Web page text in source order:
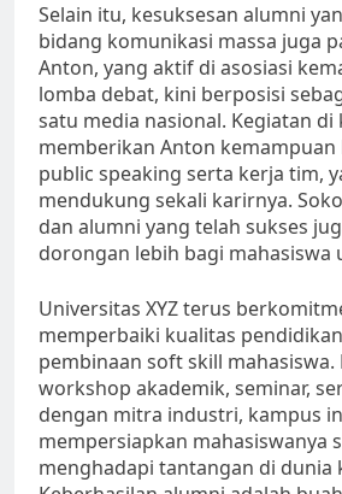
Selain itu, kesuksesan alumni
bidang komunikasi massa juga
Anton, yang aktif di asosiasi
lomba debat, kini berposisi
satu media nasional. Kegiatan di
memberikan Anton
public speaking serta kerja tim,
mendukung sekali karirnya.
dan alumni yang telah sukses
dorongan lebih bagi mahasiswa
Universitas XYZ terus
memperbaiki kualitas
pembinaan soft skill mahasiswa.
workshop akademik, seminar,
dengan mitra industri, kampus
mempersiapkan mahasiswanya
menghadapi tantangan di dunia